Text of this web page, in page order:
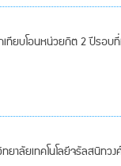
เทียบโอนหน่วยกิต 2 ปีรอ
าลัยเทคโนโลยีจรัลสนิทว